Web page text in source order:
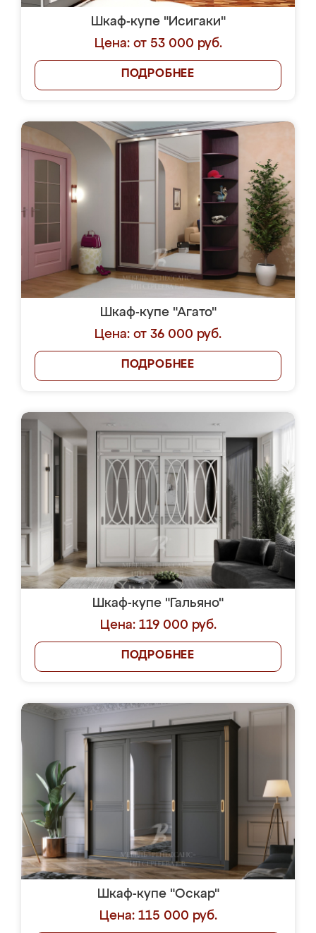
Шкаф-купе "Исигаки"
Цена: от 53 000 руб.
ПОДРОБНЕЕ
Шкаф-купе "Агато"
Цена: от 36 000 руб.
ПОДРОБНЕЕ
Шкаф-купе "Гальяно"
Цена: 119 000 руб.
ПОДРОБНЕЕ
Шкаф-купе "Оскар"
Цена: 115 000 руб.